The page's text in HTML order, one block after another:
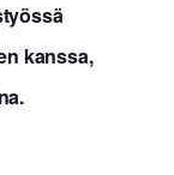
kanssa,